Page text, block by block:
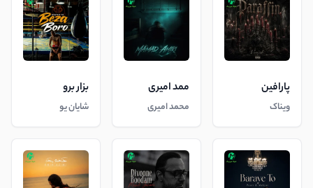
پارافین
ویناک
ممد امیری
محمد امیری
بزار برو
شایان یو